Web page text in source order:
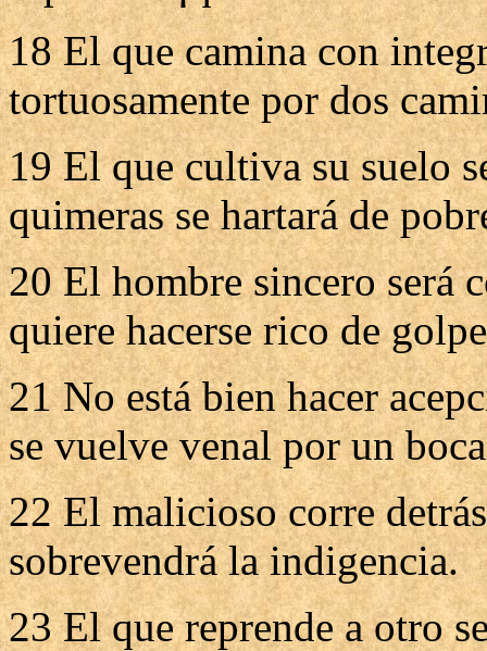
18 El que camina con
tortuosamente por dos
19 El que cultiva su suelo
quimeras se hartará de
20 El hombre sincero será
quiere hacerse rico de
21 No está bien hacer
se vuelve venal por un
22 El malicioso corre
sobrevendrá la indigencia.
23 El que reprende a otro